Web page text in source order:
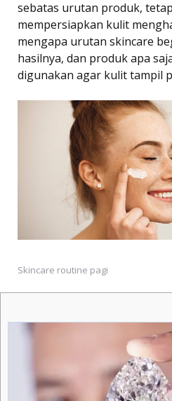
sebatas urutan produk,
mempersiapkan kulit
mengapa urutan skincare
hasilnya, dan produk apa
digunakan agar kulit tampil
Skincare routine pagi